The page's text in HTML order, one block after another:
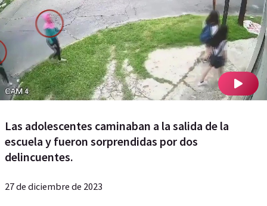
Las adolescentes caminaban a la salida de la
escuela y fueron sorprendidas por dos
delincuentes.
27 de diciembre de 2023